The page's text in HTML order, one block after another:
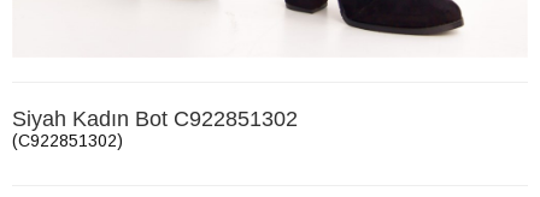
Siyah Kadın Bot C922851302
(C922851302)